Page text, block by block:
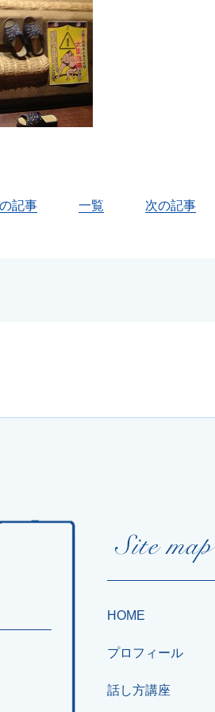
記事 一覧 次の記事
HOME
プロフィール
話し方講座